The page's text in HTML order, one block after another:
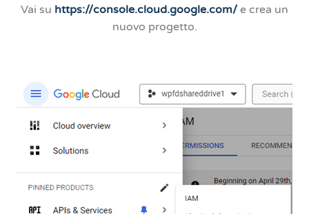
Vai su https://console.cloud.google.com/ e crea un
nuovo progetto.